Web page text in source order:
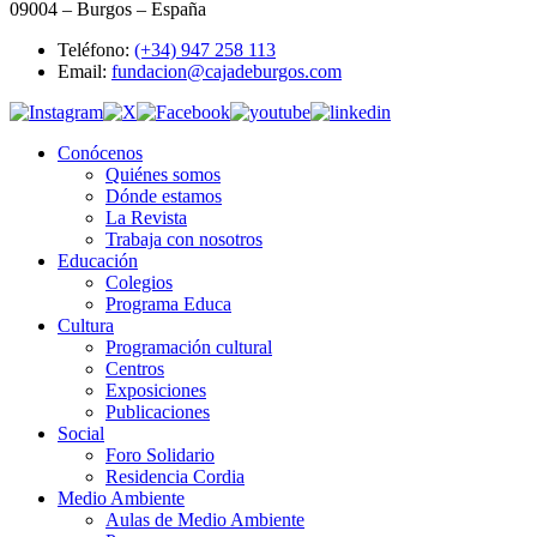
09004 – Burgos – España
Teléfono: (+34) 947 258 113
Email: fundacion@cajadeburgos.com
Conócenos
Quiénes somos
Dónde estamos
La Revista
Trabaja con nosotros
Educación
Colegios
Programa Educa
Cultura
Programación cultural
Centros
Exposiciones
Publicaciones
Social
Foro Solidario
Residencia Cordia
Medio Ambiente
Aulas de Medio Ambiente